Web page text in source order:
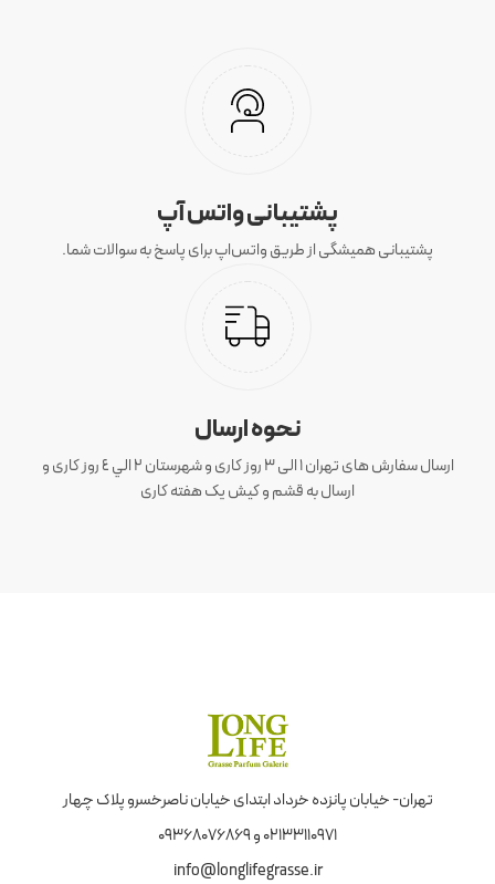
پشتیبانی واتس آپ
پشتیبانی همیشگی از طریق واتس‌اپ برای پاسخ به سوالات شما.
نحوه ارسال
ارسال سفارش های تهران 1 الی 3 روز کاری و شهرستان ٢ الي ٤ روز کاری و
ارسال به قشم و کیش یک هفته کاری
تهران- خیابان پانزده خرداد ابتدای خیابان ناصرخسرو پلاک چهار
02133110971 و 09368076869
info@longlifegrasse.ir